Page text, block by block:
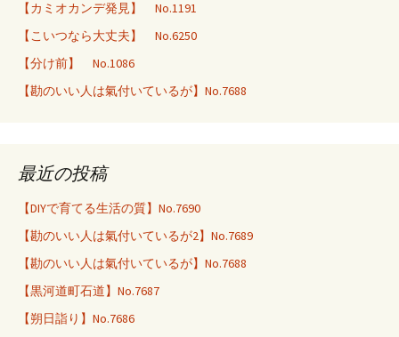
【カミオカンデ発見】 No.1191
【こいつなら大丈夫】 No.6250
【分け前】 No.1086
【勘のいい人は氣付いているが】No.7688
最近の投稿
【DIYで育てる生活の質】No.7690
【勘のいい人は氣付いているが2】No.7689
【勘のいい人は氣付いているが】No.7688
【黒河道町石道】No.7687
【朔日詣り】No.7686